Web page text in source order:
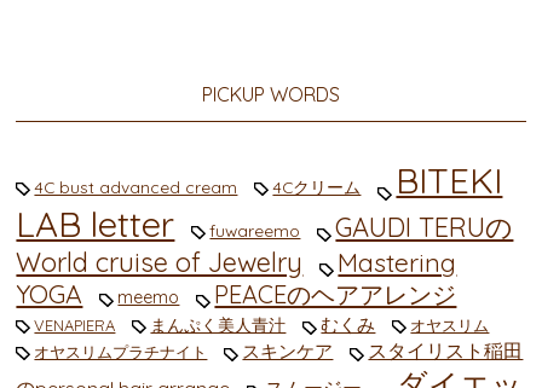
PICKUP WORDS
4C bust advanced cream 4Cクリーム
BITEKI
LAB letter
fuwareemo
GAUDI TERUの
World cruise of Jewelry
Mastering
YOGA
meemo PEACEのヘアアレンジ
VENAPIERA まんぷく美人青汁 むくみ
オヤスリム
オヤスリムプラチナイト
スキンケア
スタイリスト稲田